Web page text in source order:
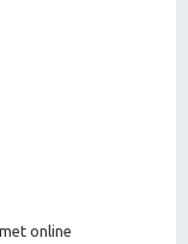
online